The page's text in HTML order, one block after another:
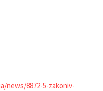
news/8872-5-zakoniv-